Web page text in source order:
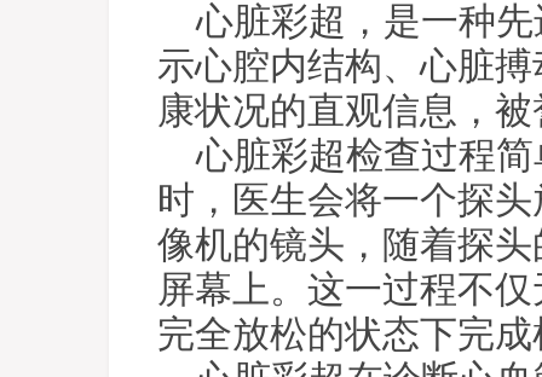
心脏彩超，是一种
示心腔内结构、心脏
康状况的直观信息，
心脏彩超检查过程
时，医生会将一个探
像机的镜头，随着探
屏幕上。这一过程不
完全放松的状态下完